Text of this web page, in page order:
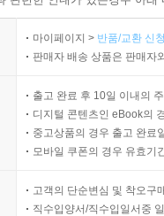
마이페이지 > 반품/교환 신
판매자 배송 상품은 판매자
출고 완료 후 10일 이내의
디지털 콘텐츠인 eBook의
중고상품의 경우 출고 완료
모바일 쿠폰의 경우 유효기
고객의 단순변심 및 착오구
직수입양서/직수입일서중